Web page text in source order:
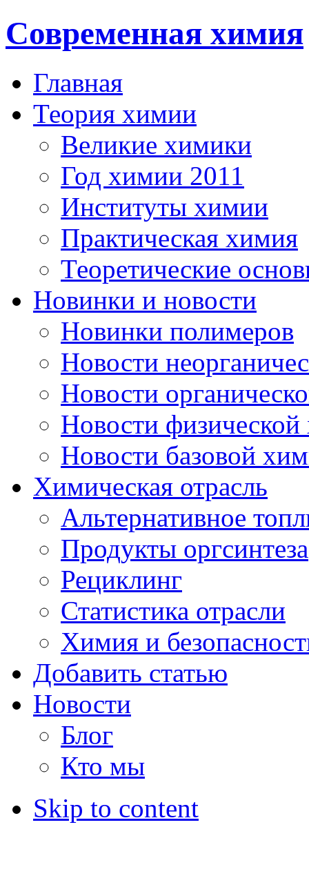
Современная химия
Главная
Теория химии
Великие химики
Год химии 2011
Институты химии
Практическая химия
Теоретические
Новинки и новости
Новинки полимеров
Новости
Новости
Новости
Новости базовой
Химическая отрасль
Альтернативное
Продукты оргсинтеза
Рециклинг
Статистика отрасли
Химия и
Добавить статью
Новости
Блог
Кто мы
Skip to content